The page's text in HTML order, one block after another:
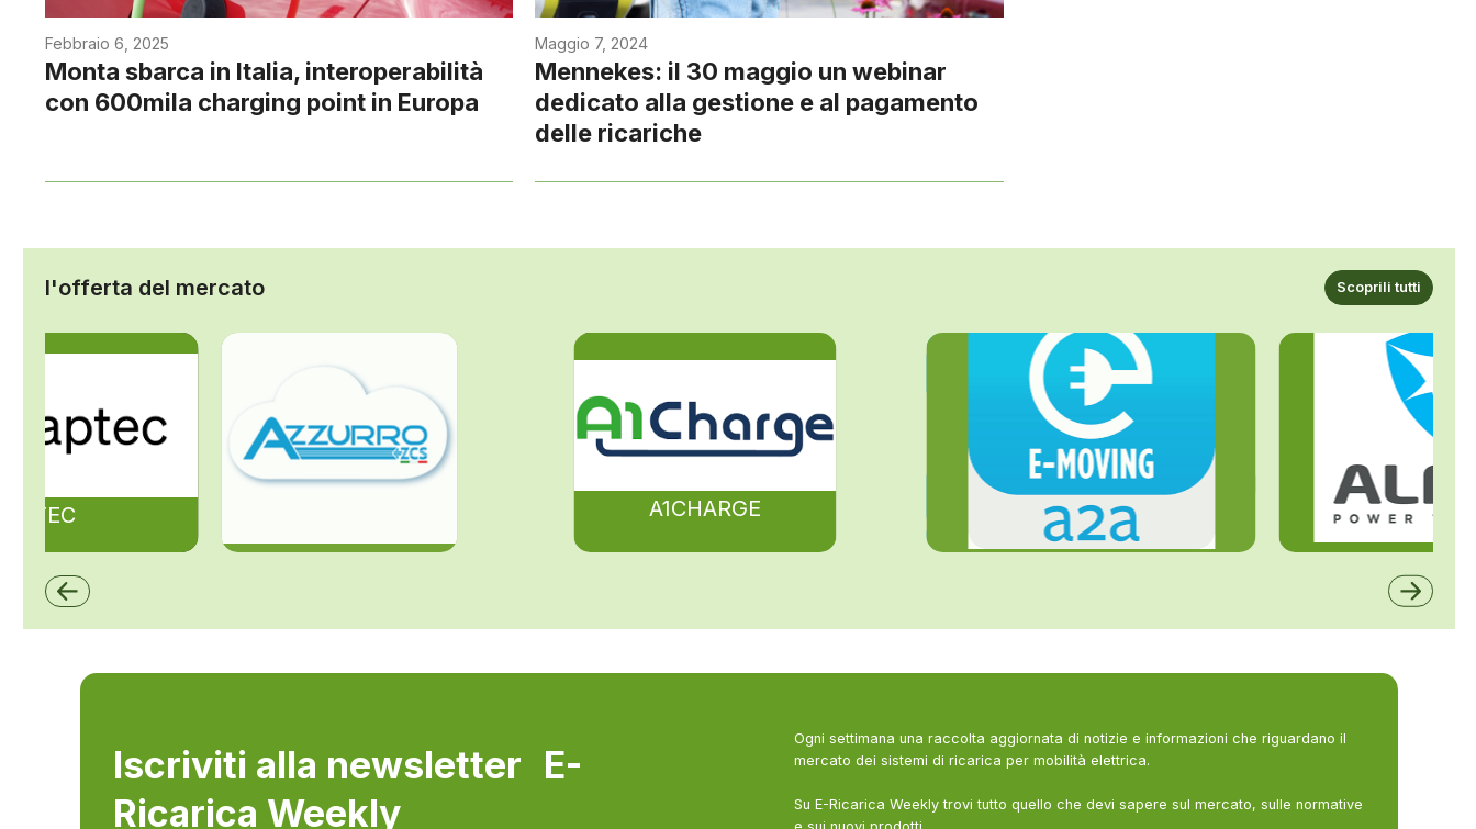
Febbraio 6, 2025
Monta sbarca in Italia, interoperabilità
con 600mila charging point in Europa
Maggio 7, 2024
Mennekes: il 30 maggio un webinar
dedicato alla gestione e al pagamento
delle ricariche
l'offerta del mercato Scoprili tutti
A1CHARGE
ZCS Azzurro
Iscriviti alla newsletter E-
Ricarica Weekly
Ogni settimana una raccolta aggiornata di notizie e informazioni che riguardano il
mercato dei sistemi di ricarica per mobilità elettrica.
Su E-Ricarica Weekly trovi tutto quello che devi sapere sul mercato, sulle normative